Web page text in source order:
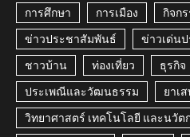
การศึกษา การเมือง กิจก
ข่าวประชาสัมพันธ์ ข่าวเด่น
ชาวบ้าน ท่องเที่ยว ธุรกิจ
ประเพณีและวัฒนธรรม ยาเ
วิทยาศาสตร์ เทคโนโลยี และนวัต